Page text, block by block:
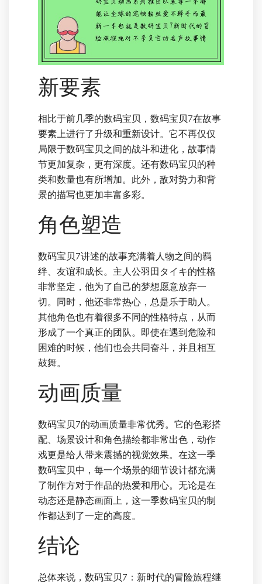
新要素
相比于前几季的数码宝贝，数码宝贝7在故事
要素上进行了升级和重新设计。它不再仅仅
局限于数码宝贝之间的战斗和进化，故事情
节更加复杂，更有深度。还有数码宝贝的种
类和数量也有所增加。此外，敌对势力和背
景的描写也更加丰富多彩。
角色塑造
数码宝贝7讲述的故事充满着人物之间的羁
绊、友谊和成长。主人公羽田タイキ的性格
非常坚定，他为了自己的梦想愿意放弃一
切。同时，他还非常热心，总是乐于助人。
其他角色也有着很多不同的性格特点，从而
形成了一个真正的团队。即使在遇到危险和
困难的时候，他们也会共同奋斗，并且相互
鼓舞。
动画质量
数码宝贝7的动画质量非常优秀。它的色彩搭
配、场景设计和角色描绘都非常出色，动作
戏更是给人带来震撼的视觉效果。在这一季
数码宝贝中，每一个场景的细节设计都充满
了制作方对于作品的热爱和用心。无论是在
动态还是静态画面上，这一季数码宝贝的制
作都达到了一定的高度。
结论
总体来说，数码宝贝7：新时代的冒险旅程继